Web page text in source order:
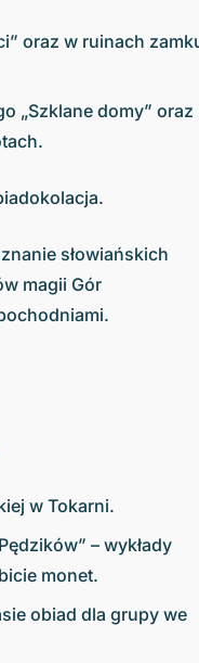
oraz w ruinach
„Szklane domy” oraz
słowiańskich
magii Gór
w Tokarni.
– wykłady
monet.
obiad dla grupy we